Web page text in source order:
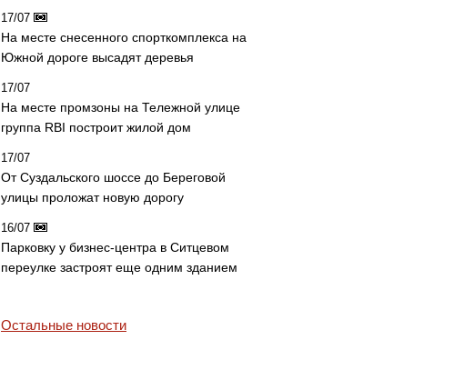
17/07
На месте снесенного спорткомплекса на
Южной дороге высадят деревья
17/07
На месте промзоны на Тележной улице
группа RBI построит жилой дом
17/07
От Суздальского шоссе до Береговой
улицы проложат новую дорогу
16/07
Парковку у бизнес-центра в Ситцевом
переулке застроят еще одним зданием
Остальные новости